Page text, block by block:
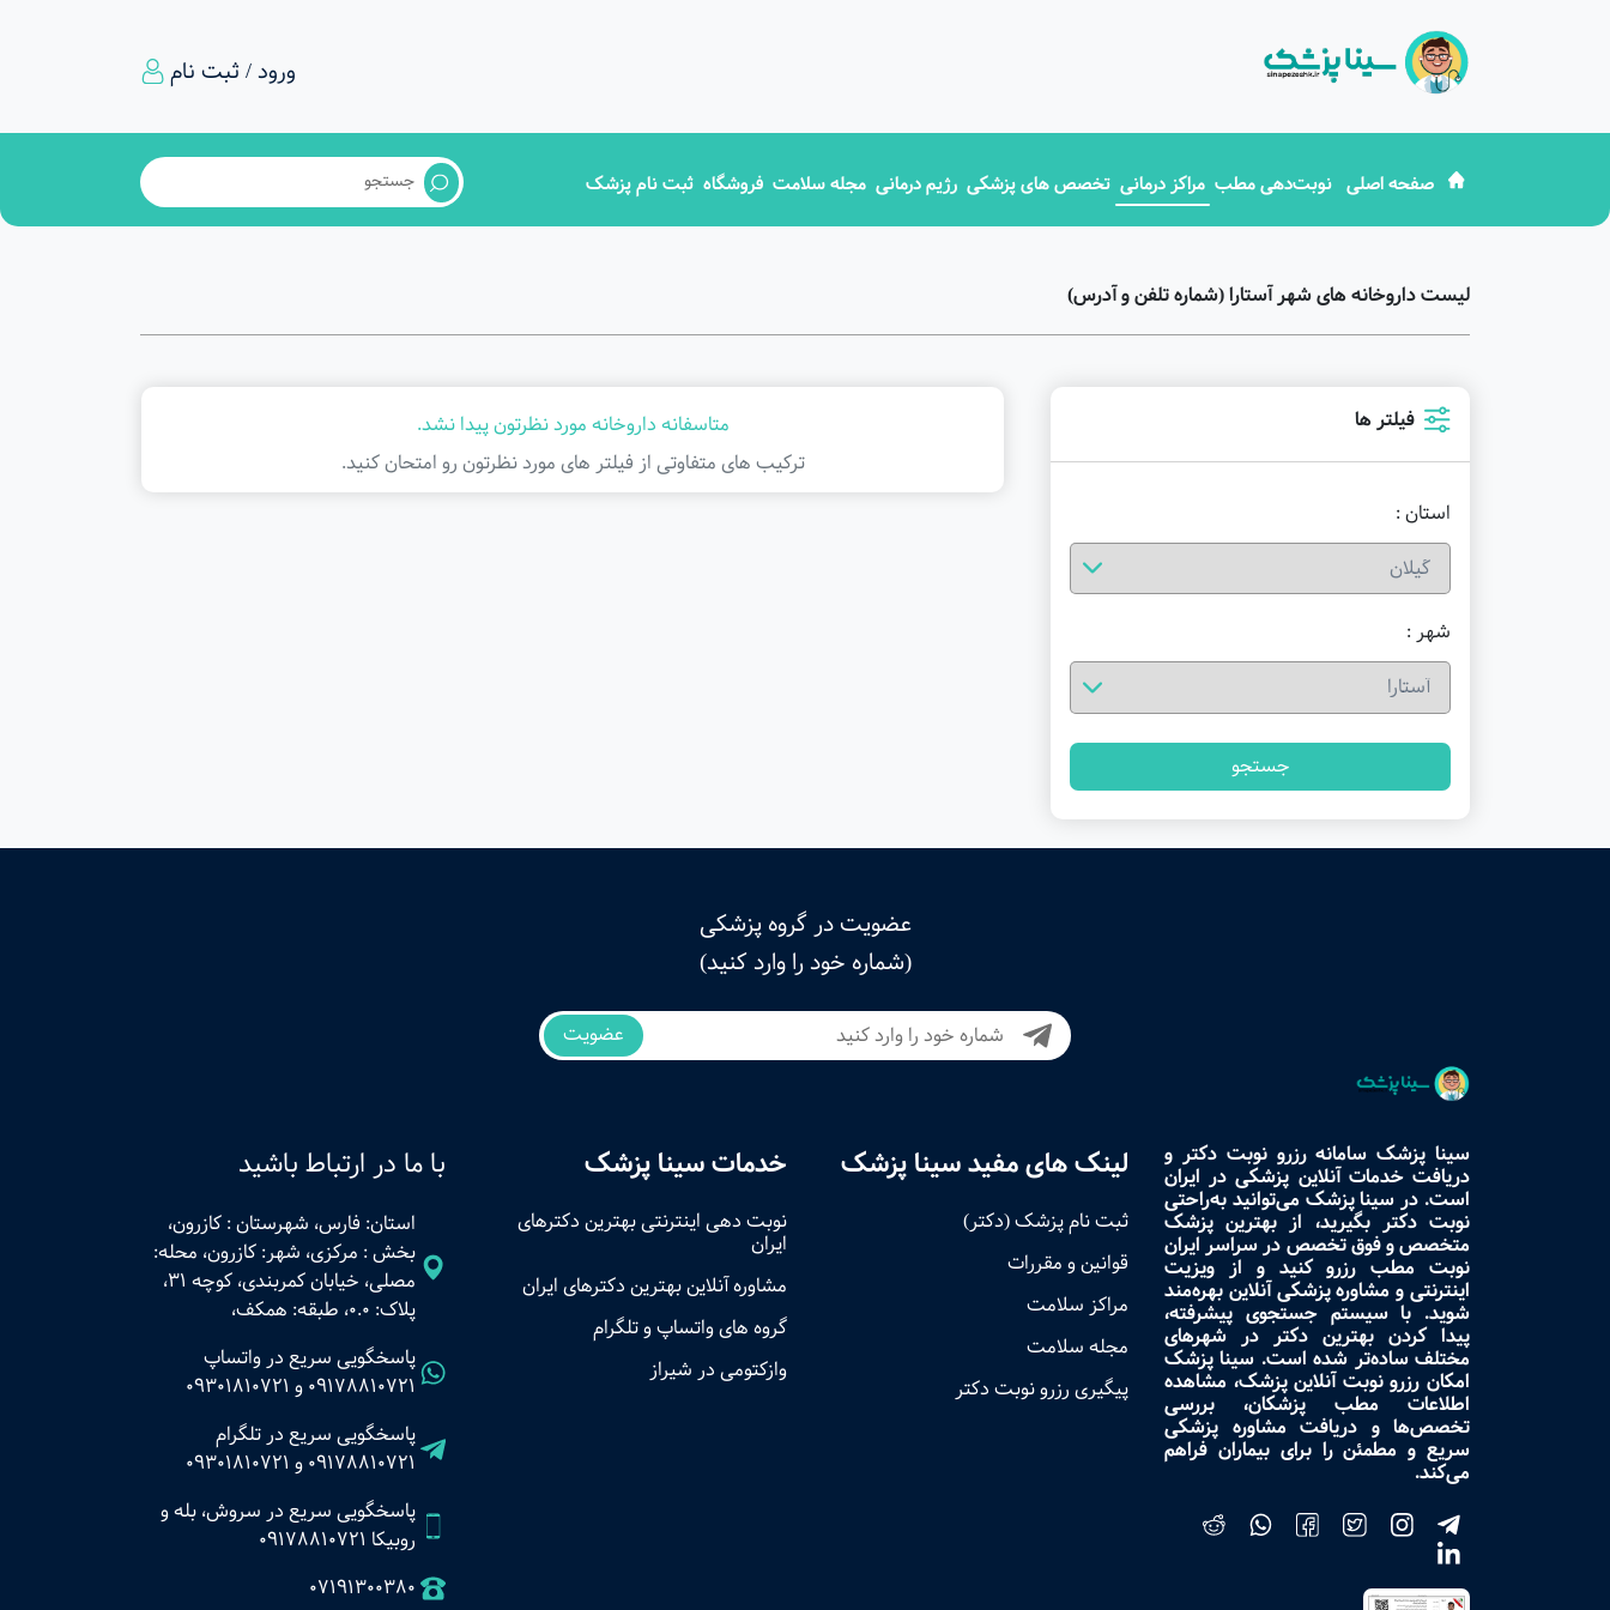
ورود / ثبت نام
صفحه اصلی نوبت‌دهی مطب مراکز درمانی تخصص های پزشکی رژیم درمانی مجله سلامت فروشگاه ثبت نام پزشک
لیست داروخانه های شهر آستارا (شماره تلفن و آدرس)
فیلتر ها
استان :
شهر :
جستجو
متاسفانه داروخانه مورد نظرتون پیدا نشد.
ترکیب های متفاوتی از فیلتر ‌های مورد نظرتون رو امتحان کنید.
عضویت در گروه پزشکی
(شماره خود را وارد کنید)
عضویت
سینا پزشک سامانه رزرو نوبت دکتر و
دریافت خدمات آنلاین پزشکی در ایران
است. در سینا پزشک می‌توانید به‌راحتی
نوبت دکتر بگیرید، از بهترین پزشک
متخصص و فوق تخصص در سراسر ایران
نوبت مطب رزرو کنید و از ویزیت
اینترنتی و مشاوره پزشکی آنلاین بهره‌مند
شوید. با سیستم جستجوی پیشرفته،
پیدا کردن بهترین دکتر در شهرهای
مختلف ساده‌تر شده است. سینا پزشک
امکان رزرو نوبت آنلاین پزشک، مشاهده
اطلاعات مطب پزشکان، بررسی
تخصص‌ها و دریافت مشاوره پزشکی
سریع و مطمئن را برای بیماران فراهم
می‌کند.
لینک های مفید سینا پزشک
ثبت نام پزشک (دکتر)
قوانین و مقررات
مراکز سلامت
مجله سلامت
پیگیری رزرو نوبت دکتر
خدمات سینا پزشک
نوبت‌ دهی اینترنتی بهترین دکترهای
ایران
مشاوره آنلاین بهترین دکترهای ایران
گروه های واتساپ و تلگرام
وازکتومی در شیراز
با ما در ارتباط باشید
استان: فارس، شهرستان : کازرون،
بخش : مرکزی، شهر: کازرون، محله:
مصلی، خیابان کمربندی، کوچه 31،
پلاک: 0.0، طبقه: همکف،
پاسخگویی سریع در واتساپ
09178810721 و 09301810721
پاسخگویی سریع در تلگرام
09178810721 و 09301810721
پاسخگویی سریع در سروش، بله و
روبیکا 09178810721
07191300380